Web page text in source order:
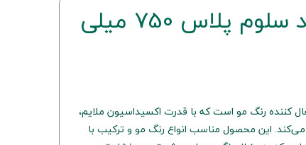
اکسیدان 9 درصد سلوم پلاس 750 میلی
فعال کننده رنگ مو است که با قدرت اکسیداسیون ملایم،
این محصول مناسب انواع رنگ مو و ترکیب با